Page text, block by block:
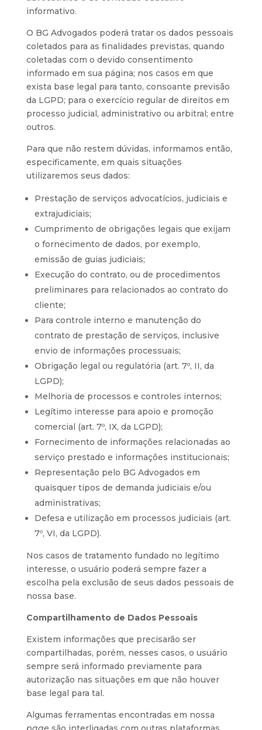
informativo.
O BG Advogados poderá tratar os dados pessoais
coletados para as finalidades previstas, quando
coletadas com o devido consentimento
informado em sua página; nos casos em que
exista base legal para tanto, consoante previsão
da LGPD; para o exercício regular de direitos em
processo judicial, administrativo ou arbitral; entre
outros.
Para que não restem dúvidas, informamos então,
especificamente, em quais situações
utilizaremos seus dados:
Prestação de serviços advocatícios, judiciais e
extrajudiciais;
Cumprimento de obrigações legais que exijam
o fornecimento de dados, por exemplo,
emissão de guias judiciais;
Execução do contrato, ou de procedimentos
preliminares para relacionados ao contrato do
cliente;
Para controle interno e manutenção do
contrato de prestação de serviços, inclusive
envio de informações processuais;
Obrigação legal ou regulatória (art. 7º, II, da
LGPD);
Melhoria de processos e controles internos;
Legítimo interesse para apoio e promoção
comercial (art. 7º, IX, da LGPD);
Fornecimento de informações relacionadas ao
serviço prestado e informações institucionais;
Representação pelo BG Advogados em
quaisquer tipos de demanda judiciais e/ou
administrativas;
Defesa e utilização em processos judiciais (art.
7º, VI, da LGPD).
Nos casos de tratamento fundado no legítimo
interesse, o usuário poderá sempre fazer a
escolha pela exclusão de seus dados pessoais de
nossa base.
Compartilhamento de Dados Pessoais
Existem informações que precisarão ser
compartilhadas, porém, nesses casos, o usuário
sempre será informado previamente para
autorização nas situações em que não houver
base legal para tal.
Algumas ferramentas encontradas em nossa